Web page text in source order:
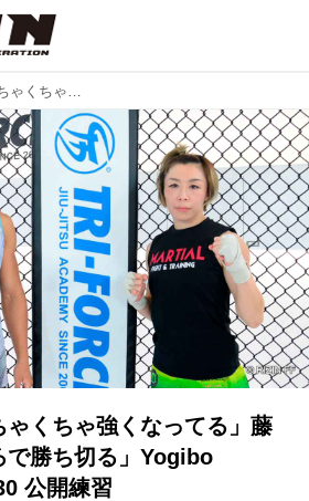
堀江「自分がむちゃくちゃ強くなってる」藤野「厳しいところで勝ち切る」Yogibo presents RIZIN.30 公開練習
くちゃ強くなってる」藤
で勝ち切る」Yogibo
公開練習